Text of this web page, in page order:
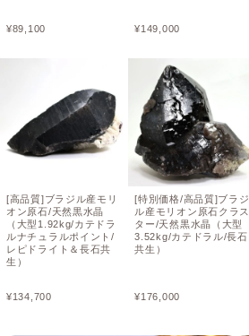
¥89,100
[高品質]ブラジル産モリ
オン原石/天然黒水晶
（大型1.92kg/カテドラ
ルナチュラルポイント/
レピドライト＆長石共
生）
¥134,700
¥149,000
[特別価格/高品質]ブラジ
ル産モリオン原石クラス
ター/天然黒水晶（大型
3.52kg/カテドラル/長石
共生）
¥176,000